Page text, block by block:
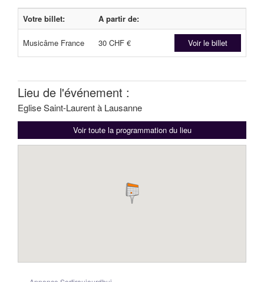
Votre billet: A partir de:
Musicâme France 30 CHF € Voir le billet
Lieu de l'événement :
Eglise Saint-Laurent à Lausanne
Voir toute la programmation du lieu